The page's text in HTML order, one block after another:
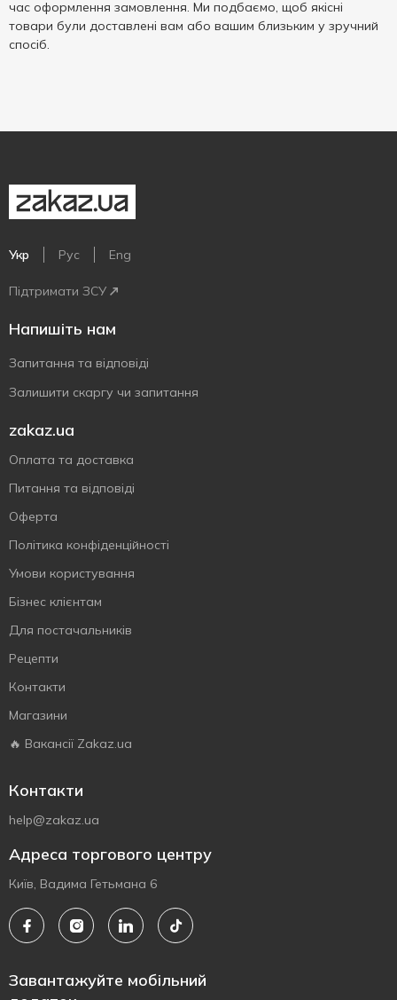
час оформлення замовлення. Ми подбаємо, щоб якісні
товари були доставлені вам або вашим близьким у зручний
спосіб.
Укр Рус Eng
Підтримати ЗСУ
Напишіть нам
Запитання та відповіді
Залишити скаргу чи запитання
zakaz.ua
Оплата та доставка
Питання та відповіді
Оферта
Політика конфіденційності
Умови користування
Бізнес клієнтам
Для постачальників
Рецепти
Контакти
Магазини
🔥 Вакансії Zakaz.ua
Контакти
help@zakaz.ua
Адреса торгового центру
Київ, Вадима Гетьмана 6
Завантажуйте мобільний